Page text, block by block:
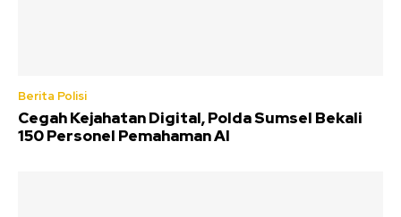
Berita Polisi
Cegah Kejahatan Digital, Polda Sumsel Bekali
150 Personel Pemahaman AI